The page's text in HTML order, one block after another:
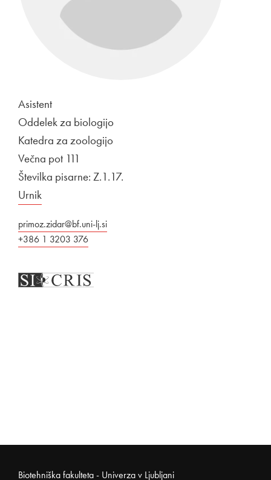
Asistent
Oddelek za biologijo
Katedra za zoologijo
Večna pot 111
Številka pisarne: Z.1.17.
Urnik
primoz.zidar@bf.uni-lj.si
+386 1 3203 376
Biotehniška fakulteta - Univerza v Ljubljani